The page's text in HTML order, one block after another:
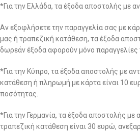
*Για την Ελλάδα, τα έξοδα αποστολής με
Αν εξοφλήσετε την παραγγελία σας με
μας ή τραπεζική κατάθεση, τα έξοδα
δωρεάν έξοδα αφορούν μόνο παραγγελίες
*Για την Κύπρο, τα έξοδα αποστολής με
κατάθεση ή πληρωμή με κάρτα είναι 10
ποσότητας.
*Για την Γερμανία, τα έξοδα αποστολής με
τραπεζική κατάθεση είναι 30 ευρώ,